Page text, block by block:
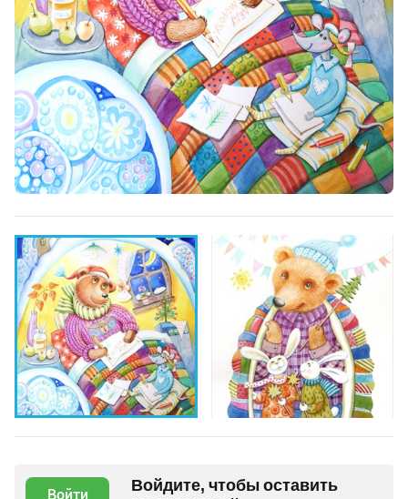
Войти
Войдите, чтобы оставить